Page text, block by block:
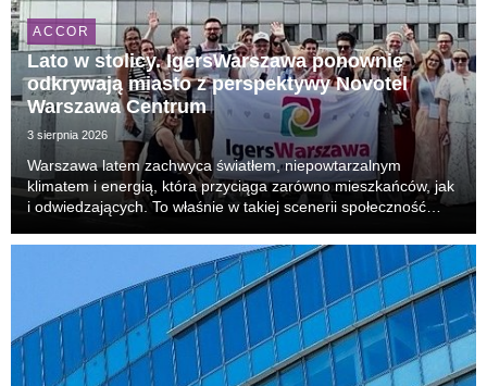
ACCOR
Lato w stolicy. IgersWarszawa ponownie
odkrywają miasto z perspektywy Novotel
Warszawa Centrum
3 sierpnia 2026
Warszawa latem zachwyca światłem, niepowtarzalnym
klimatem i energią, która przyciąga zarówno mieszkańców, jak
i odwiedzających. To właśnie w takiej scenerii społeczność
Warszawa Centrum na wyjątkowym Instameecie, podcz...